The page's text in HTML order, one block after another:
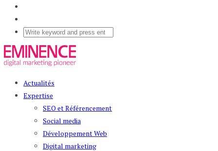
Actualités
Expertise
SEO et Référencement
Social media
Développement Web
Digital marketing